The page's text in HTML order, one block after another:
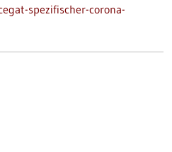
spezifischer-corona-